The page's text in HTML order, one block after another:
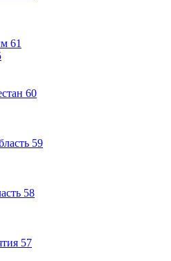
61
60
59
58
57